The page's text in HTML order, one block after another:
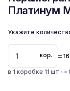
Платинум
Укажите
кор. =
в 1 коробке 11 шт · ≈